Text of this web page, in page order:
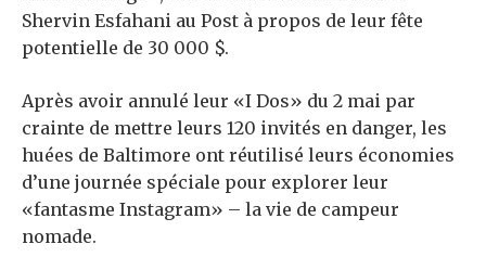
Shervin Esfahani au Post à propos de leur fête
potentielle de 30 000 $.
Après avoir annulé leur «I Dos» du 2 mai par
crainte de mettre leurs 120 invités en danger, les
huées de Baltimore ont réutilisé leurs économies
d’une journée spéciale pour explorer leur
«fantasme Instagram» – la vie de campeur
nomade.